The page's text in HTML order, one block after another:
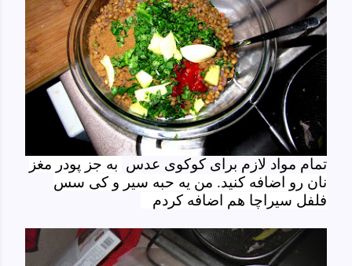
تمام مواد لازم برای کوکوی عدس به جز پودر مغز
نان رو اضافه کنید. من یه حبه سیر و کی سس
فلفل سیراچا هم اضافه کردم